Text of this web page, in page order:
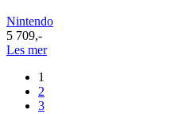
Nintendo
5 709,-
Les mer
1
2
3